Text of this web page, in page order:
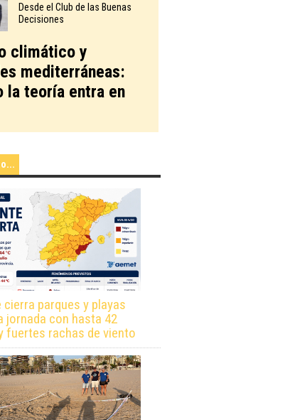
Desde el Club de las Buenas
Decisiones
climático y
mediterráneas:
la teoría entra en
parques y playas
jornada con hasta 42
fuertes rachas de viento